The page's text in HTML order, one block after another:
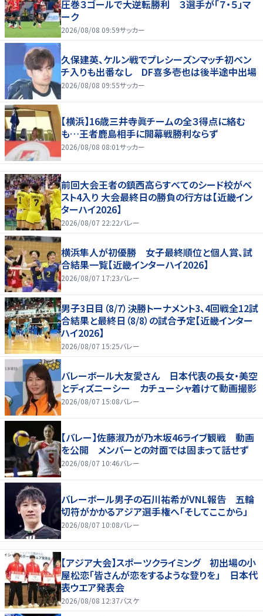
圧巻３ゴールで大逆転勝利 ３選手が「７・５」マ
ーク
2026/08/08 09:59サッカー
久保建英、ケルン戦でプレシーズンマッチ初ベン
チ入りも出番なし DF喜多壱也は後半途中出場
2026/08/08 09:55サッカー
【横浜】16歳三井寺眞チームの全３得点に絡む
も…王者鹿島相手に開幕戦勝利ならず
2026/08/08 08:01サッカー
前回大会王者の鎮西高らすべてのシード校がベ
スト4入り 大会最終日の勝負の行方は【近畿イン
ターハイ2026】
2026/08/07 22:22バレー
横浜隼人が初優勝 女子最終順位と個人賞、試
合結果一覧【近畿インターハイ2026】
2026/08/07 17:23バレー
男子3日目（8/7）決勝トーナメント3、4回戦全12試
合結果と最終日（8/8）の試合予定【近畿インター
ハイ2026】
2026/08/07 15:25バレー
バレーボール大友愛さん 日本代表の長女・美空
とディズニーシー カチューシャ着けて動画撮影
2026/08/07 15:08バレー
【バレー】佐藤淑乃が乃木坂46ライブ観戦 動画
を公開 メンバーとの対面では固まって話せず
2026/08/07 10:46バレー
バレーボール男子の石川祐希がVNL報告 五輪
切符がかかるアジア選手権へ「そしてここから」
2026/08/07 10:08バレー
【アジア大会】スポーツクライミング 初出場の小
屋松恋「皆さんが恋をするような登りを」 日本代
表ウエア発表会
2026/08/08 12:37バスケ